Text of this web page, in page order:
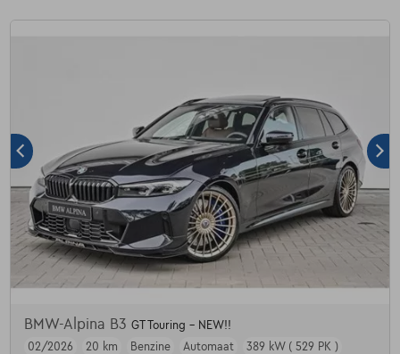
BMW-Alpina B3 GT Touring - NEW!!
02/2026
20 km Benzine Automaat 389 kW ( 529 PK )